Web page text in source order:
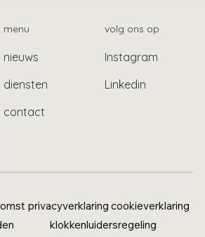
menu
nieuws
diensten
contact
volg ons op
Instagram
Linkedin
privacyverklaring cookieverklaring
klokkenluidersregeling